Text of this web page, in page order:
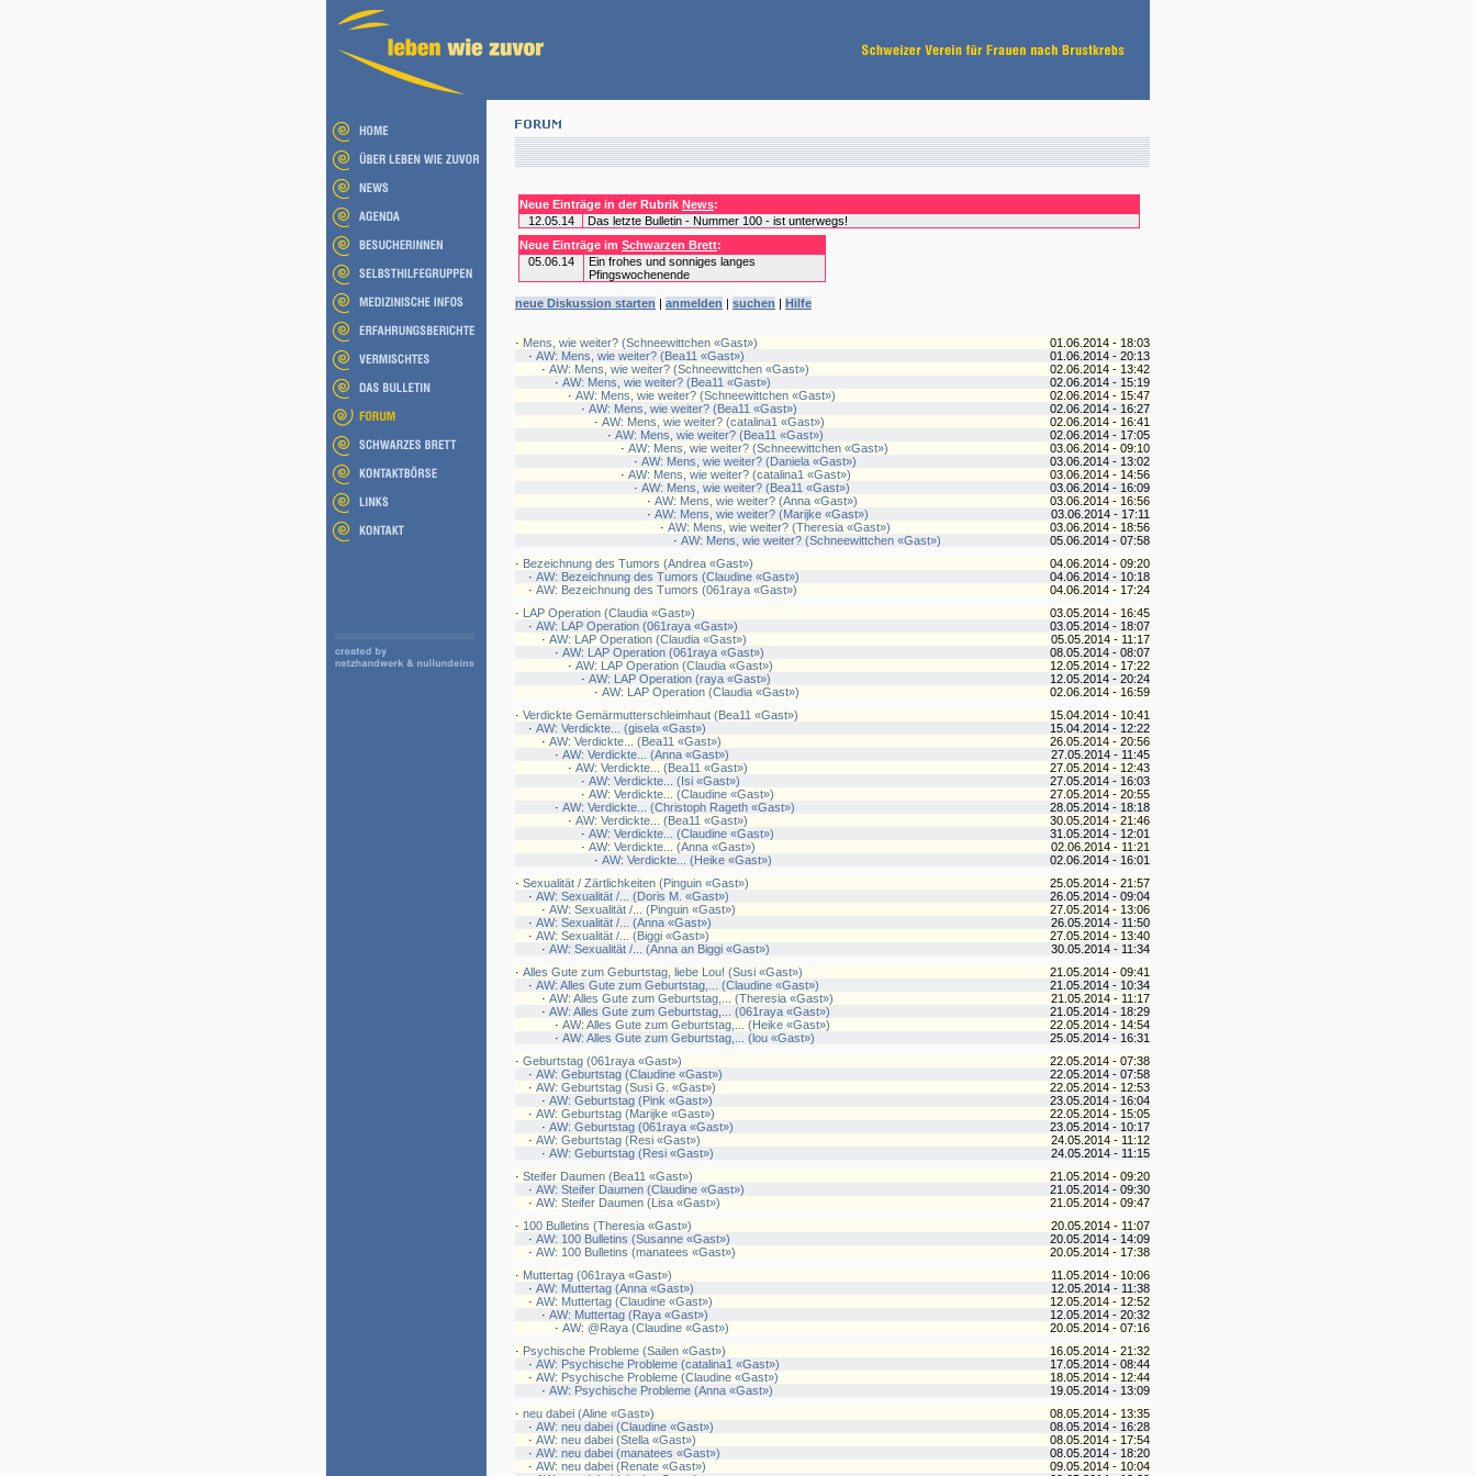
Neue Einträge in der Rubrik News:
12.05.14
Das letzte Bulletin - Nummer 100 - ist unterwegs!
Neue Einträge im Schwarzen Brett:
05.06.14
Ein frohes und sonniges langes
Pfingswochenende
neue Diskussion starten | anmelden | suchen | Hilfe
· Mens, wie weiter? (Schneewittchen «Gast»)
01.06.2014 - 18:03
· AW: Mens, wie weiter? (Bea11 «Gast»)
01.06.2014 - 20:13
· AW: Mens, wie weiter? (Schneewittchen «Gast»)
02.06.2014 - 13:42
· AW: Mens, wie weiter? (Bea11 «Gast»)
02.06.2014 - 15:19
· AW: Mens, wie weiter? (Schneewittchen «Gast»)
02.06.2014 - 15:47
· AW: Mens, wie weiter? (Bea11 «Gast»)
02.06.2014 - 16:27
· AW: Mens, wie weiter? (catalina1 «Gast»)
02.06.2014 - 16:41
· AW: Mens, wie weiter? (Bea11 «Gast»)
02.06.2014 - 17:05
· AW: Mens, wie weiter? (Schneewittchen «Gast»)
03.06.2014 - 09:10
· AW: Mens, wie weiter? (Daniela «Gast»)
03.06.2014 - 13:02
· AW: Mens, wie weiter? (catalina1 «Gast»)
03.06.2014 - 14:56
· AW: Mens, wie weiter? (Bea11 «Gast»)
03.06.2014 - 16:09
· AW: Mens, wie weiter? (Anna «Gast»)
03.06.2014 - 16:56
· AW: Mens, wie weiter? (Marijke «Gast»)
03.06.2014 - 17:11
· AW: Mens, wie weiter? (Theresia «Gast»)
03.06.2014 - 18:56
· AW: Mens, wie weiter? (Schneewittchen «Gast»)
05.06.2014 - 07:58
· Bezeichnung des Tumors (Andrea «Gast»)
04.06.2014 - 09:20
· AW: Bezeichnung des Tumors (Claudine «Gast»)
04.06.2014 - 10:18
· AW: Bezeichnung des Tumors (061raya «Gast»)
04.06.2014 - 17:24
· LAP Operation (Claudia «Gast»)
03.05.2014 - 16:45
· AW: LAP Operation (061raya «Gast»)
03.05.2014 - 18:07
· AW: LAP Operation (Claudia «Gast»)
05.05.2014 - 11:17
· AW: LAP Operation (061raya «Gast»)
08.05.2014 - 08:07
· AW: LAP Operation (Claudia «Gast»)
12.05.2014 - 17:22
· AW: LAP Operation (raya «Gast»)
12.05.2014 - 20:24
· AW: LAP Operation (Claudia «Gast»)
02.06.2014 - 16:59
· Verdickte Gemärmutterschleimhaut (Bea11 «Gast»)
15.04.2014 - 10:41
· AW: Verdickte... (gisela «Gast»)
15.04.2014 - 12:22
· AW: Verdickte... (Bea11 «Gast»)
26.05.2014 - 20:56
· AW: Verdickte... (Anna «Gast»)
27.05.2014 - 11:45
· AW: Verdickte... (Bea11 «Gast»)
27.05.2014 - 12:43
· AW: Verdickte... (Isi «Gast»)
27.05.2014 - 16:03
· AW: Verdickte... (Claudine «Gast»)
27.05.2014 - 20:55
· AW: Verdickte... (Christoph Rageth «Gast»)
28.05.2014 - 18:18
· AW: Verdickte... (Bea11 «Gast»)
30.05.2014 - 21:46
· AW: Verdickte... (Claudine «Gast»)
31.05.2014 - 12:01
· AW: Verdickte... (Anna «Gast»)
02.06.2014 - 11:21
· AW: Verdickte... (Heike «Gast»)
02.06.2014 - 16:01
· Sexualität / Zärtlichkeiten (Pinguin «Gast»)
25.05.2014 - 21:57
· AW: Sexualität /... (Doris M. «Gast»)
26.05.2014 - 09:04
· AW: Sexualität /... (Pinguin «Gast»)
27.05.2014 - 13:06
· AW: Sexualität /... (Anna «Gast»)
26.05.2014 - 11:50
· AW: Sexualität /... (Biggi «Gast»)
27.05.2014 - 13:40
· AW: Sexualität /... (Anna an Biggi «Gast»)
30.05.2014 - 11:34
· Alles Gute zum Geburtstag, liebe Lou! (Susi «Gast»)
21.05.2014 - 09:41
· AW: Alles Gute zum Geburtstag,... (Claudine «Gast»)
21.05.2014 - 10:34
· AW: Alles Gute zum Geburtstag,... (Theresia «Gast»)
21.05.2014 - 11:17
· AW: Alles Gute zum Geburtstag,... (061raya «Gast»)
21.05.2014 - 18:29
· AW: Alles Gute zum Geburtstag,... (Heike «Gast»)
22.05.2014 - 14:54
· AW: Alles Gute zum Geburtstag,... (lou «Gast»)
25.05.2014 - 16:31
· Geburtstag (061raya «Gast»)
22.05.2014 - 07:38
· AW: Geburtstag (Claudine «Gast»)
22.05.2014 - 07:58
· AW: Geburtstag (Susi G. «Gast»)
22.05.2014 - 12:53
· AW: Geburtstag (Pink «Gast»)
23.05.2014 - 16:04
· AW: Geburtstag (Marijke «Gast»)
22.05.2014 - 15:05
· AW: Geburtstag (061raya «Gast»)
23.05.2014 - 10:17
· AW: Geburtstag (Resi «Gast»)
24.05.2014 - 11:12
· AW: Geburtstag (Resi «Gast»)
24.05.2014 - 11:15
· Steifer Daumen (Bea11 «Gast»)
21.05.2014 - 09:20
· AW: Steifer Daumen (Claudine «Gast»)
21.05.2014 - 09:30
· AW: Steifer Daumen (Lisa «Gast»)
21.05.2014 - 09:47
· 100 Bulletins (Theresia «Gast»)
20.05.2014 - 11:07
· AW: 100 Bulletins (Susanne «Gast»)
20.05.2014 - 14:09
· AW: 100 Bulletins (manatees «Gast»)
20.05.2014 - 17:38
· Muttertag (061raya «Gast»)
11.05.2014 - 10:06
· AW: Muttertag (Anna «Gast»)
12.05.2014 - 11:38
· AW: Muttertag (Claudine «Gast»)
12.05.2014 - 12:52
· AW: Muttertag (Raya «Gast»)
12.05.2014 - 20:32
· AW: @Raya (Claudine «Gast»)
20.05.2014 - 07:16
· Psychische Probleme (Sailen «Gast»)
16.05.2014 - 21:32
· AW: Psychische Probleme (catalina1 «Gast»)
17.05.2014 - 08:44
· AW: Psychische Probleme (Claudine «Gast»)
18.05.2014 - 12:44
· AW: Psychische Probleme (Anna «Gast»)
19.05.2014 - 13:09
· neu dabei (Aline «Gast»)
08.05.2014 - 13:35
· AW: neu dabei (Claudine «Gast»)
08.05.2014 - 16:28
· AW: neu dabei (Stella «Gast»)
08.05.2014 - 17:54
· AW: neu dabei (manatees «Gast»)
08.05.2014 - 18:20
· AW: neu dabei (Renate «Gast»)
09.05.2014 - 10:04